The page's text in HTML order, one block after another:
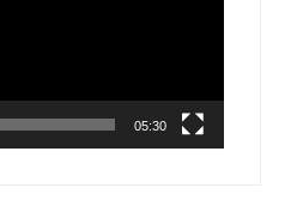
05:30